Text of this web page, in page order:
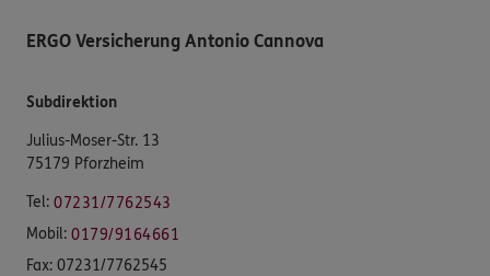
ERGO Versicherung Antonio Cannova
Subdirektion
Julius-Moser-Str. 13
75179 Pforzheim
Tel: 07231/7762543
Mobil: 0179/9164661
Fax: 07231/7762545